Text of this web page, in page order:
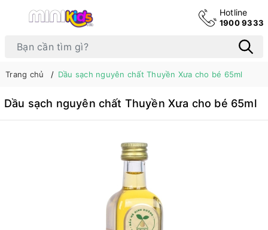
Hotline
1900 9333
Trang chủ Dầu sạch nguyên chất Thuyền Xưa cho bé 65ml
Dầu sạch nguyên chất Thuyền Xưa cho bé 65ml